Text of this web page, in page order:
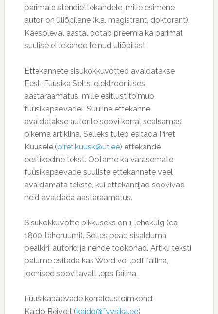
parimale stendiettekandele, mille esimene
autor on üliõpilane (k.a. magistrant, doktorant).
Käesoleval aastal ootab preemia ka parimat
suulise ettekande teinud üliõpilast.
Ettekannete sisukokkuvõtted avaldatakse
Eesti Füüsika Seltsi elektroonilises
aastaraamatus, mille esitlust toimub
füüsikapäevadel. Suuline ettekanne
avaldatakse autorite soovi korral sealsamas
pikema artiklina. Selleks tuleb esitada Piret
Kuusele (piret.kuusk@ut.ee) ettekande
eestikeelne tekst. Ootame ka varasemate
füüsikapäevade suuliste ettekannete veel
avaldamata tekste, kui ettekandjad soovivad
neid avaldada aastaraamatus.
Sisukokkuvõtte pikkuseks on 1 lehekülg (ca
1800 täheruumi). Selles peab sisalduma
pealkiri, autorid ja nende töökohad. Artikli teksti
palume esitada kas Word või .pdf failina,
joonised soovitavalt .eps failina.
Füüsikapäevade korraldustoimkond:
Kaido Reivelt (kaido@fyysika.ee)